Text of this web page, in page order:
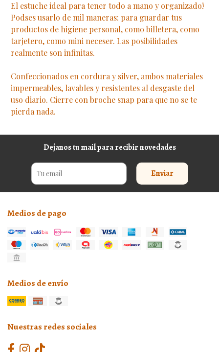
El estuche ideal para tener todo a mano y organizado!
Podses usarlo de mil maneras: para guardar tus
productos de higiene personal, como billetera, como
tarjetero, como mini neceser. Las posibilidades
realmente son infinitas.
Confeccionados en cordura y silver, ambos materiales
impermeables, lavables y resistentes al desgaste del
uso diario. Cierre con broche snap para que no se te
pierda nada.
Dejanos tu mail para recibir novedades
Enviar
Medios de pago
Medios de envío
Nuestras redes sociales